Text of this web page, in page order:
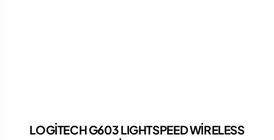
LOGİTECH G603 LIGHTSPEED WİRELESS